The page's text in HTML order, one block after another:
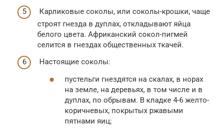
Карликовые соколы, или соколы-крошки, чаще
строят гнезда в дуплах, откладывают яйца
белого цвета. Африканский сокол-пигмей
селится в гнездах общественных ткачей.
Настоящие соколы:
пустельги гнездятся на скалах, в норах
на земле, на деревьях, в том числе и в
дуплах, по обрывам. В кладке 4-6 желто-
коричневых, покрытых ржавыми
пятнами яиц;